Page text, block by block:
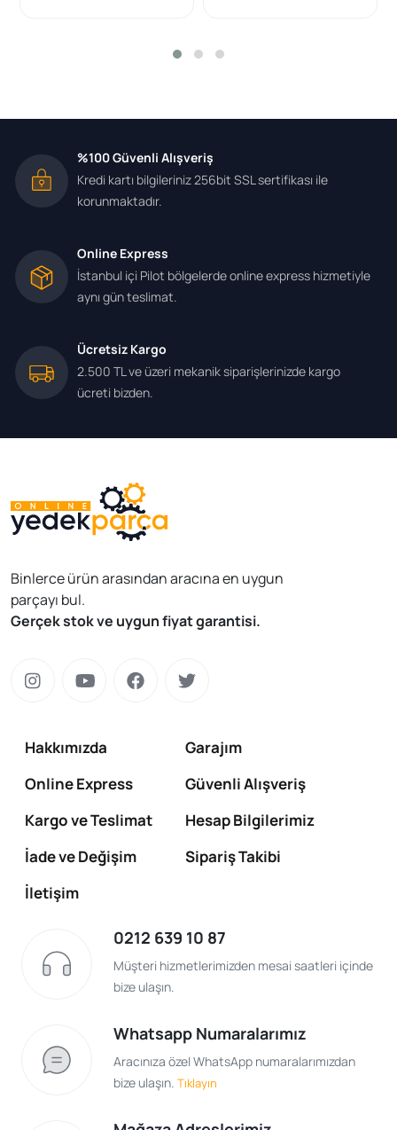
%100 Güvenli Alışveriş
Kredi kartı bilgileriniz 256bit SSL sertifikası ile
korunmaktadır.
Online Express
İstanbul içi Pilot bölgelerde online express hizmetiyle
aynı gün teslimat.
Ücretsiz Kargo
2.500 TL ve üzeri mekanik siparişlerinizde kargo
ücreti bizden.
Binlerce ürün arasından aracına en uygun
parçayı bul.
Gerçek stok ve uygun fiyat garantisi.
Hakkımızda
Garajım
Online Express
Güvenli Alışveriş
Kargo ve Teslimat
Hesap Bilgilerimiz
İade ve Değişim
Sipariş Takibi
İletişim
0212 639 10 87
Müşteri hizmetlerimizden mesai saatleri içinde
bize ulaşın.
Whatsapp Numaralarımız
Aracınıza özel WhatsApp numaralarımızdan
bize ulaşın. Tıklayın